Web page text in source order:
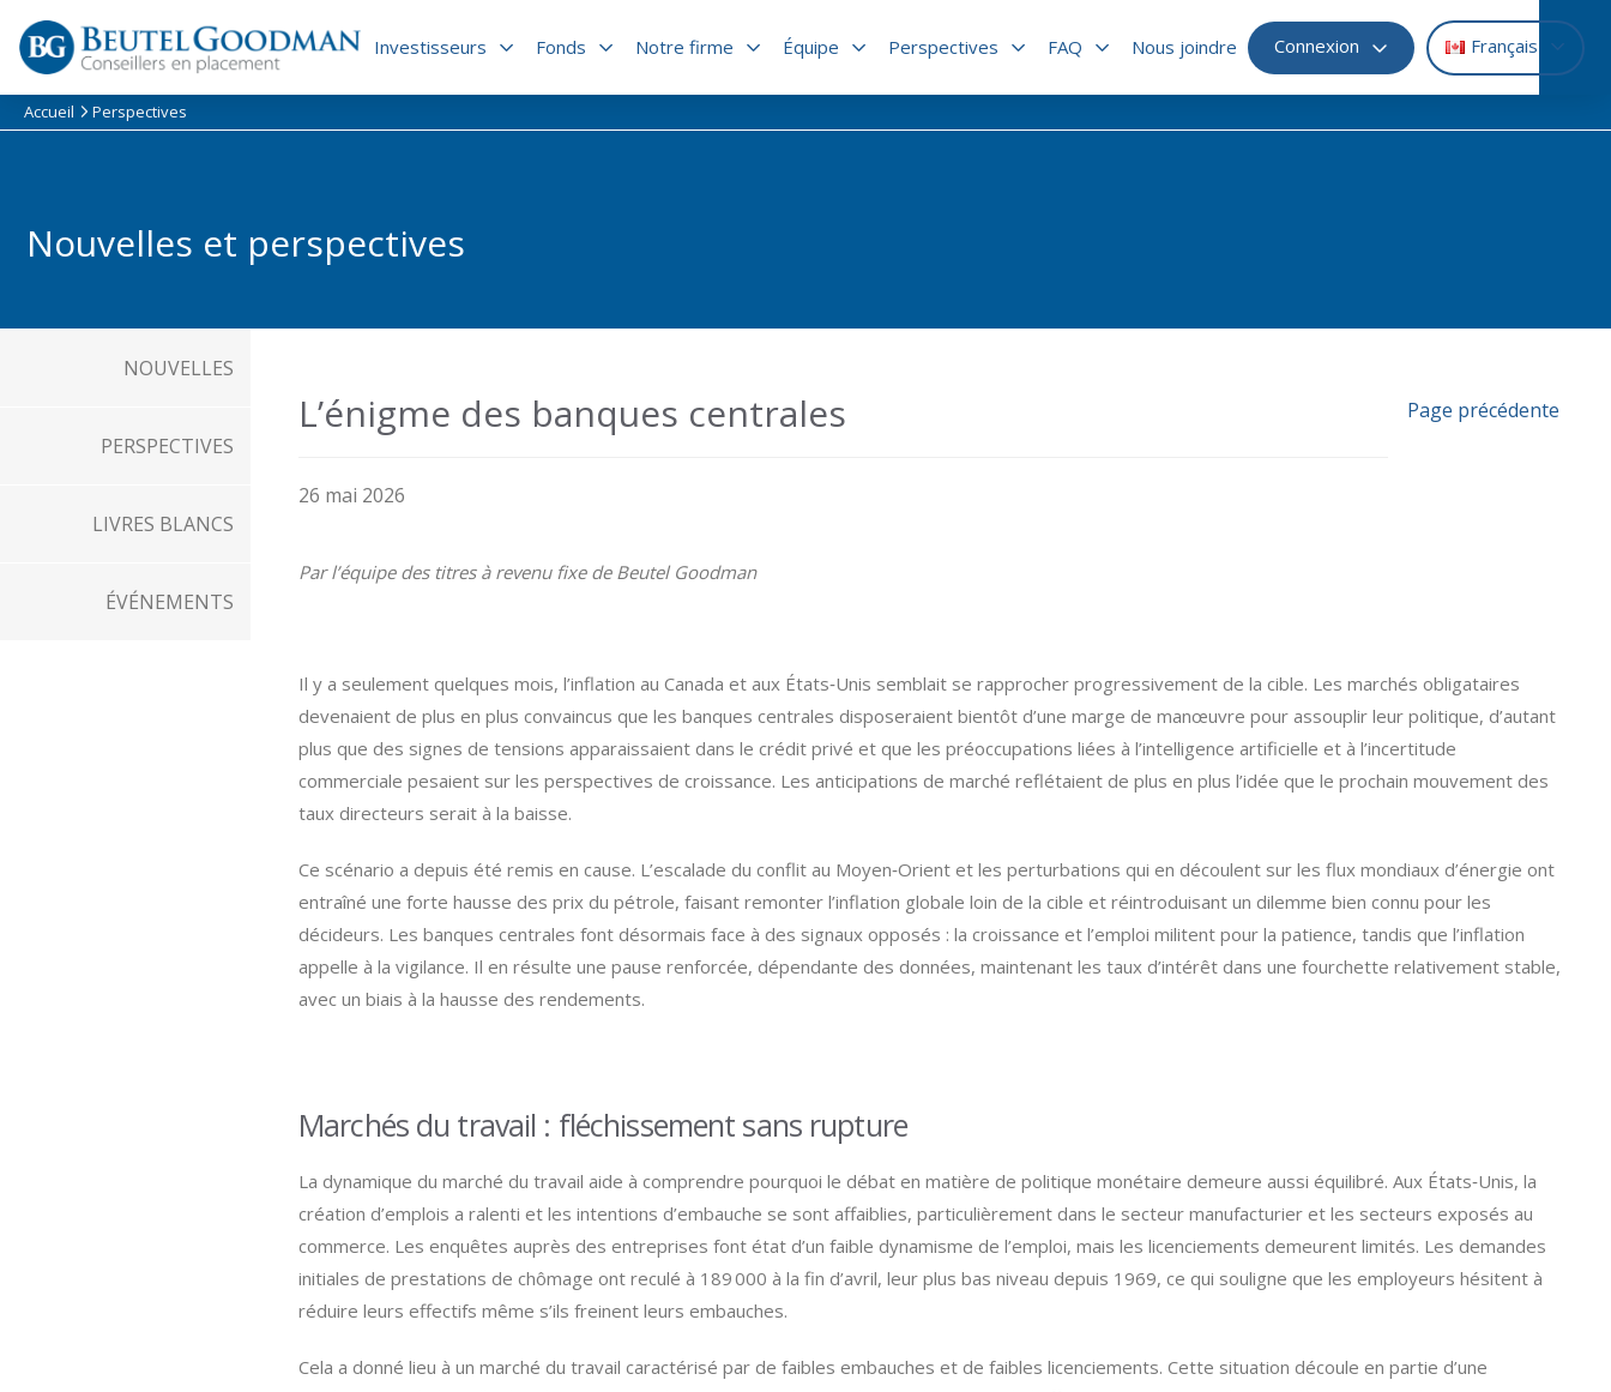
content
Investisseurs Fonds Notre firme Équipe Perspectives FAQ Nous joindre Connexion Français
Accueil Perspectives
Nouvelles et perspectives
NOUVELLES
PERSPECTIVES
LIVRES BLANCS
ÉVÉNEMENTS
L’énigme des banques centrales Page précédente
26 mai 2026
Par l’équipe des titres à revenu fixe de Beutel Goodman
Il y a seulement quelques mois, l’inflation au Canada et aux États‑Unis semblait se rapprocher progressivement de la cible. Les marchés obligataires
devenaient de plus en plus convaincus que les banques centrales disposeraient bientôt d’une marge de manœuvre pour assouplir leur politique, d’autant
plus que des signes de tensions apparaissaient dans le crédit privé et que les préoccupations liées à l’intelligence artificielle et à l’incertitude
commerciale pesaient sur les perspectives de croissance. Les anticipations de marché reflétaient de plus en plus l’idée que le prochain mouvement des
taux directeurs serait à la baisse.
Ce scénario a depuis été remis en cause. L’escalade du conflit au Moyen‑Orient et les perturbations qui en découlent sur les flux mondiaux d’énergie ont
entraîné une forte hausse des prix du pétrole, faisant remonter l’inflation globale loin de la cible et réintroduisant un dilemme bien connu pour les
décideurs. Les banques centrales font désormais face à des signaux opposés : la croissance et l’emploi militent pour la patience, tandis que l’inflation
appelle à la vigilance. Il en résulte une pause renforcée, dépendante des données, maintenant les taux d’intérêt dans une fourchette relativement stable,
avec un biais à la hausse des rendements.
Marchés du travail : fléchissement sans rupture
La dynamique du marché du travail aide à comprendre pourquoi le débat en matière de politique monétaire demeure aussi équilibré. Aux États‑Unis, la
création d’emplois a ralenti et les intentions d’embauche se sont affaiblies, particulièrement dans le secteur manufacturier et les secteurs exposés au
commerce. Les enquêtes auprès des entreprises font état d’un faible dynamisme de l’emploi, mais les licenciements demeurent limités. Les demandes
initiales de prestations de chômage ont reculé à 189 000 à la fin d’avril, leur plus bas niveau depuis 1969, ce qui souligne que les employeurs hésitent à
réduire leurs effectifs même s’ils freinent leurs embauches.
Cela a donné lieu à un marché du travail caractérisé par de faibles embauches et de faibles licenciements. Cette situation découle en partie d’une